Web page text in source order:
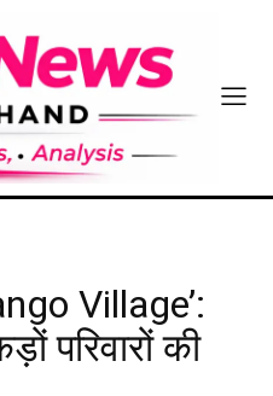
Village’:
परिवारों की